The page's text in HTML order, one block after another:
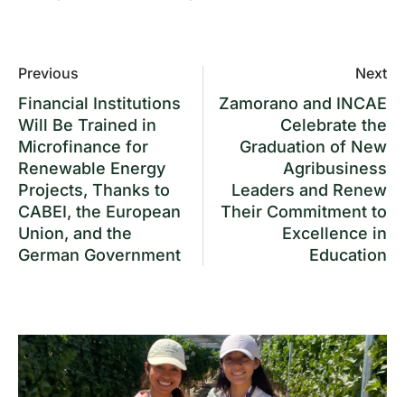
Previous
Financial Institutions
Will Be Trained in
Microfinance for
Renewable Energy
Projects, Thanks to
CABEI, the European
Union, and the
German Government
Next
Zamorano and INCAE
Celebrate the
Graduation of New
Agribusiness
Leaders and Renew
Their Commitment to
Excellence in
Education